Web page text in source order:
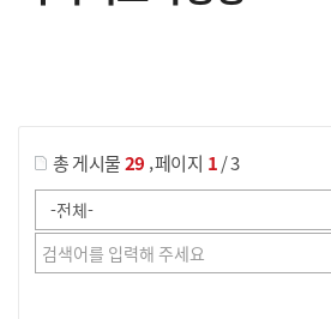
총 게시물29 ,페이지 1/ 3